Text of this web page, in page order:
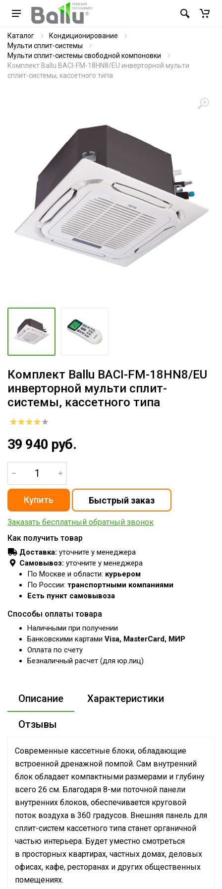
Каталог
Кондиционирование
Мульти сплит-системы
Мульти сплит-системы свободной компоновки
Комплект Ballu BACI-FM-18HN8/EU инверторной мульти
сплит-системы, кассетного типа
Комплект Ballu BACI-FM-18HN8/EU
инверторной мульти сплит-
системы, кассетного типа
39 940 руб.
Заказать бесплатный обратный звонок
Как получить товар
Доставка: уточните у менеджера
Самовывоз: уточните у менеджера
По Москве и области: курьером
По России: транспортными компаниями
Есть пункт самовывоза
Способы оплаты товара
Наличными при получении
Банковскими картами Visa, MasterCard, МИР
Оплата по счету
Безналичный расчет (для юр.лиц)
Описание Характеристики
Отзывы
Современные кассетные блоки, обладающие
встроенной дренажной помпой. Сам внутренний
блок обладает компактными размерами и глубину
всего 26 см. Благодаря 8-ми поточной панели
внутренних блоков, обеспечивается круговой
поток воздуха в 360 градусов. Внешняя панель для
сплит-систем кассетного типа станет органичной
частью интерьера. Будет уместно смотреться
в просторных квартирах, частных домах, деловых
офисах, кафе, ресторанах и других общественных
помещениях.